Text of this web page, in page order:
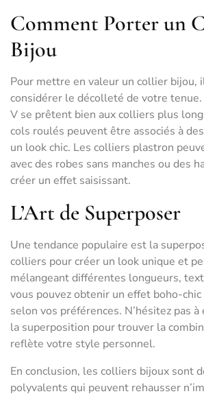
Comment Porter un
Bijou
Pour mettre en valeur un collier bijou,
considérer le décolleté de votre
V se prêtent bien aux colliers plus
cols roulés peuvent être associés à
un look chic. Les colliers plastron
avec des robes sans manches ou des
créer un effet saisissant.
L’Art de Superposer
Une tendance populaire est la
colliers pour créer un look unique et
mélangeant différentes longueurs,
vous pouvez obtenir un effet boho-
selon vos préférences. N’hésitez pas
la superposition pour trouver la
reflète votre style personnel.
En conclusion, les colliers bijoux sont
polyvalents qui peuvent rehausser